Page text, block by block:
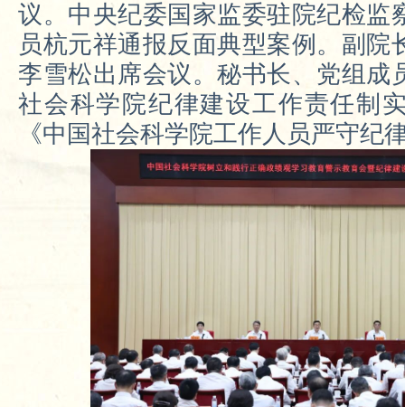
议。中央纪委国家监委驻院纪检监
员杭元祥通报反面典型案例。副院
李雪松出席会议。秘书长、党组成
社会科学院纪律建设工作责任制
《中国社会科学院工作人员严守纪